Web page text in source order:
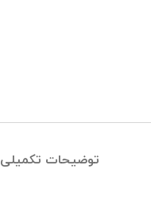
توضیحات تکمیلی